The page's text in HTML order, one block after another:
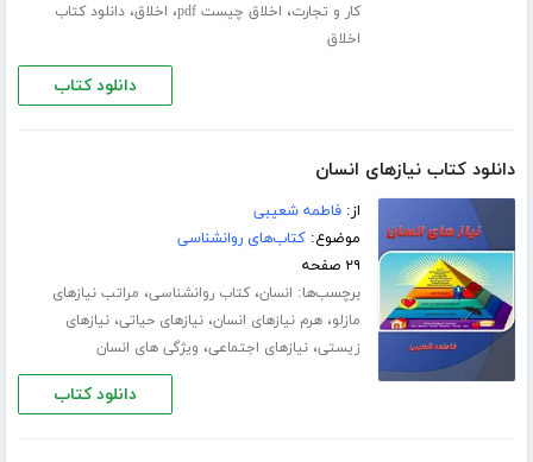
کار و تجارت، اخلاق چیست pdf ، اخلاق،دانلود کتاب
اخلاق
دانلود کتاب
دانلود کتاب نیازهای انسان
از:فاطمه شعیبی
موضوع:کتاب‌های روانشناسی
۲۹ صفحه
برچسب‌ها: انسان،کتاب روانشناسی، مراتب نیازهای
مازلو،هرم نیازهای انسان،نیازهای حیاتی‌،نیازهای
زیستی،نیازهای اجتماعی، ویژگی های انسان
دانلود کتاب